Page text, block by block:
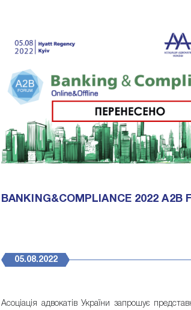
BANKING&COMPLIANCE 2022 A2B
05.08.2022
Асоціація адвокатів України запрошує